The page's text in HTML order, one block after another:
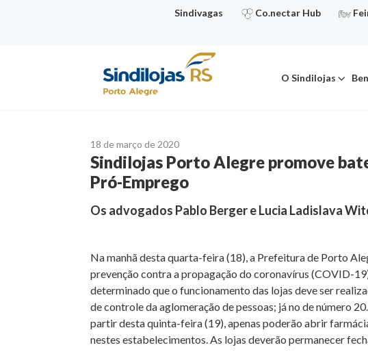
Sindivagas Co.nectar Hub
O Sindilojas
18 de março de 2020
Sindilojas Porto Alegre promove
Pró-Emprego
Os advogados Pablo Berger e Lucia Ladislava
Na manhã desta quarta-feira (18), a Prefeitura de Porto
prevenção contra a propagação do coronavírus (COVID-
determinado que o funcionamento das lojas deve ser
de controle da aglomeração de pessoas; já no de número
partir desta quinta-feira (19), apenas poderão abrir
nestes estabelecimentos. As lojas deverão permanecer